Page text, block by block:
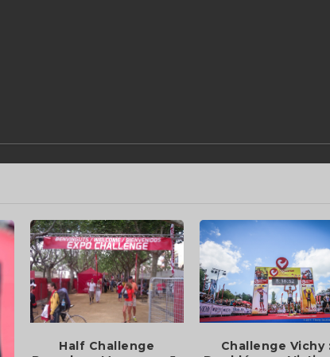
Half Challenge
Challenge Vichy